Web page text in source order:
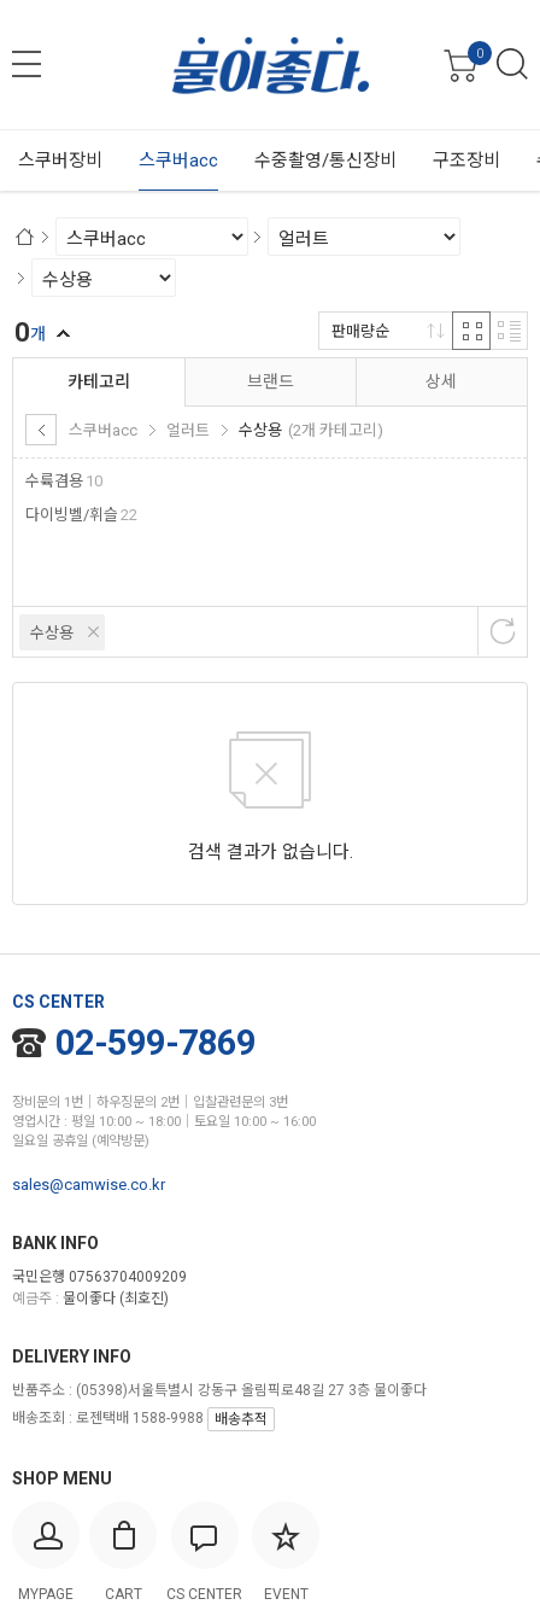
0
스쿠버장비 스쿠버acc 수중촬영/통신장비 구조장비
카테고리
스쿠버acc 얼러트 수상용 (2개 카테고리)
수륙겸용 10
다이빙벨/휘슬 22
브랜드 상세
수상용
0개 판매량순
검색 결과가 없습니다.
CS CENTER
02-599-7869
장비문의 1번│하우징문의 2번│입찰관련문의 3번
영업시간 : 평일 10:00 ~ 18:00│토요일 10:00 ~ 16:00
일요일 공휴일 (예약방문)
sales@camwise.co.kr
BANK INFO
국민은행 07563704009209
예금주 : 물이좋다 (최호진)
SHOP MENU
MYPAGE CART CS CENTER EVENT
DELIVERY INFO
반품주소 : (05398)서울특별시 강동구 올림픽로48길 27 3층 물이좋다
배송조회 : 로젠택배 1588-9988
배송추적